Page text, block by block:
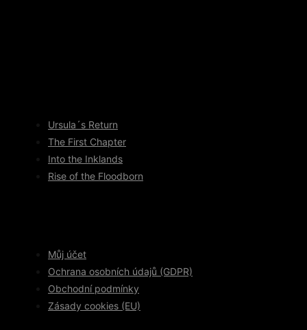
Ursula´s Return
The First Chapter
Into the Inklands
Rise of the Floodborn
Můj účet
Ochrana osobních údajů (GDPR)
Obchodní podmínky
Zásady cookies (EU)